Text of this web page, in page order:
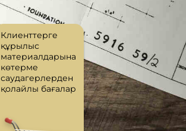
Клиенттерге
құрылыс
материалдарына
көтерме
саудагерлерден
қолайлы бағалар